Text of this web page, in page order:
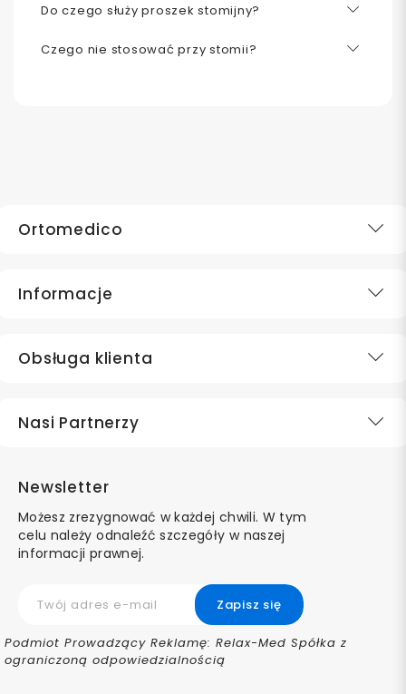
Do czego służy proszek stomijny?
Czego nie stosować przy stomii?
Ortomedico
Informacje
Obsługa klienta
Nasi Partnerzy
Newsletter
Możesz zrezygnować w każdej chwili. W tym
celu należy odnaleźć szczegóły w naszej
informacji prawnej.
Podmiot Prowadzący Reklamę: Relax-Med Spółka z
ograniczoną odpowiedzialnością